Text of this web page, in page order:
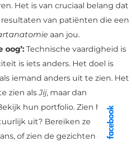
Het is van cruciaal belang dat
resultaten van patiënten die een
aan jou.
oog’: Technische vaardigheid is
is iets anders. Het doel is
iemand anders uit te zien. Het
zien alsJij, maar dan
hun portfolio. Zien hun
uit? Bereiken ze
of zien de gezichten er